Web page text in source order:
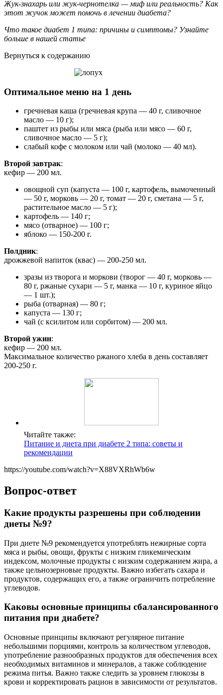
Жук-знахарь или жук-чернотелка — миф или реальность? Как
этот жучок может помочь в лечении диабета?
Что такое диабет 1 типа: причины и симптомы? Узнайте
больше в нашей статье
Вернуться к содержанию
Оптимальное меню на 1 день
гречневая каша (гречневая крупа — 40 г, сливочное
масло — 10 г);
паштет из рыбы или мяса (рыба или мясо — 60 г,
сливочное масло — 5 г);
слабый кофе с молоком или чай (молоко — 40 мл).
Второй завтрак:
кефир — 200 мл.
овощной суп (капуста — 100 г, картофель, вымоченный
— 50 г, морковь — 20 г, томат — 20 г, сметана — 5 г,
растительное масло — 5 г);
картофель — 140 г;
мясо (отварное) — 100 г;
яблоко — 150-200 г.
Полдник:
дрожжевой напиток (квас) — 200-250 мл.
зразы из творога и моркови (творог — 40 г, морковь —
80 г, ржаные сухари — 5 г, манка — 10 г, куриное яйцо
— 1 шт.);
рыба (отварная) — 80 г;
капуста — 130 г;
чай (с ксилитом или сорбитом) — 200 мл.
Второй ужин:
кефир — 200 мл.
Максимальное количество ржаного хлеба в день составляет
200-250 г.
Читайте также:
Питание и диета при диабете 2 типа: советы и
рекомендации
https://youtube.com/watch?v=X88VXRhWb6w
Вопрос-ответ
Какие продукты разрешены при соблюдении
диеты №9?
При диете №9 рекомендуется употреблять нежирные сорта
мяса и рыбы, овощи, фрукты с низким гликемическим
индексом, молочные продукты с низким содержанием жира, а
также цельнозерновые продукты. Важно избегать сахара и
продуктов, содержащих его, а также ограничить потребление
углеводов.
Каковы основные принципы сбалансированного
питания при диабете?
Основные принципы включают регулярное питание
небольшими порциями, контроль за количеством углеводов,
употребление разнообразных продуктов для обеспечения всех
необходимых витаминов и минералов, а также соблюдение
режима питья. Важно также следить за уровнем глюкозы в
крови и корректировать рацион в зависимости от результатов.